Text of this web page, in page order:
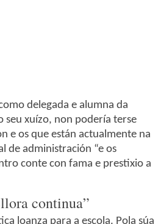
delegada e alumna da
seu xuízo, non podería terse
e os que están actualmente na
de administración “e os
conte con fama e prestixio a
continua”
loanza para a escola. Pola súa